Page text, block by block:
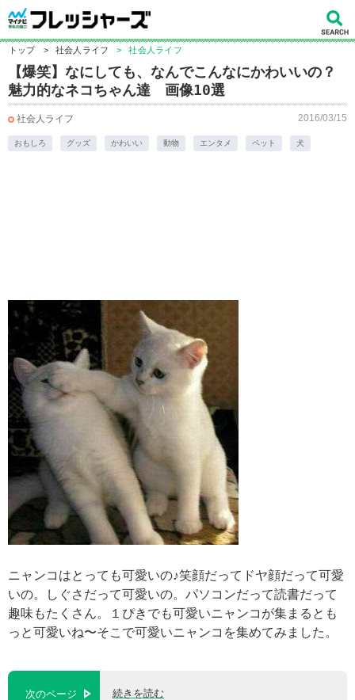
トップ > 社会人ライフ > 社会人ライフ
【爆笑】なにしても、なんでこんなにかわいいの？
魅力的なネコちゃん達 画像10選
社会人ライフ 2016/03/15
おもしろ グッズ かわいい 動物 エンタメ ペット 犬
ニャンコはとっても可愛いの♪笑顔だってドヤ顔だって可愛
いの。しぐさだって可愛いの。パソコンだって読書だって
趣味もたくさん。１ぴきでも可愛いニャンコが集まるとも
っと可愛いね〜そこで可愛いニャンコを集めてみました。
次のページ 続きを読む